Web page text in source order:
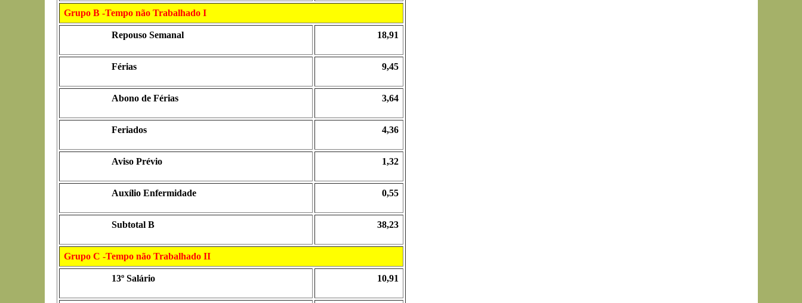
Grupo B -Tempo não Trabalhado I
Repouso Semanal 18,91
Férias 9,45
Abono de Férias 3,64
Feriados 4,36
Aviso Prévio 1,32
Auxílio Enfermidade 0,55
Subtotal B 38,23
Grupo C -Tempo não Trabalhado II
13º Salário 10,91